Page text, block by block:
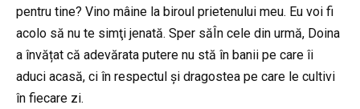
pentru tine? Vino mâine la biroul prietenului meu. Eu voi fi
acolo să nu te simţi jenată. Sper săÎn cele din urmă, Doina
a învățat că adevărata putere nu stă în banii pe care îi
aduci acasă, ci în respectul și dragostea pe care le cultivi
în fiecare zi.